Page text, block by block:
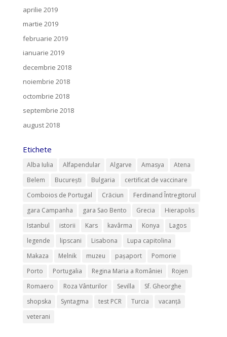
aprilie 2019
martie 2019
februarie 2019
ianuarie 2019
decembrie 2018
noiembrie 2018
octombrie 2018
septembrie 2018
august 2018
Etichete
Alba Iulia Alfapendular Algarve Amasya
Atena
Belem
București Bulgaria
certificat de vaccinare
Comboios de Portugal
Crăciun
Ferdinand Întregitorul
gara Campanha
gara Sao Bento Grecia
Hierapolis
Istanbul
istorii Kars kavârma Konya
Lagos
legende
lipscani Lisabona
Lupa capitolina
Makaza
Melnik muzeu pașaport
Pomorie
Porto
Portugalia Regina Maria a României
Rojen
Romaero
Roza Vânturilor Sevilla
Sf. Gheorghe
shopska
Syntagma test PCR Turcia
vacanță
veterani